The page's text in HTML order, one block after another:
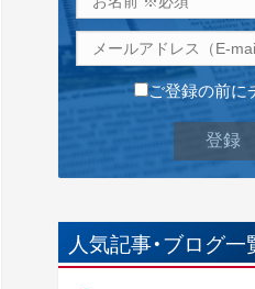
ご登録の前に
人気記事・ブログ一